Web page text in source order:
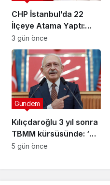
CHP İstanbul’da 22
İlçeye Atama Yaptı:
Kartal İlçe
Başkanlığı’na Av. Neşe
Büklü Getirildi
3 gün önce
Kılıçdaroğlu 3 yıl sonra
TBMM kürsüsünde: ‘Biz
çalıp çırpmayı bilmeyiz’
Gündem
5 gün önce